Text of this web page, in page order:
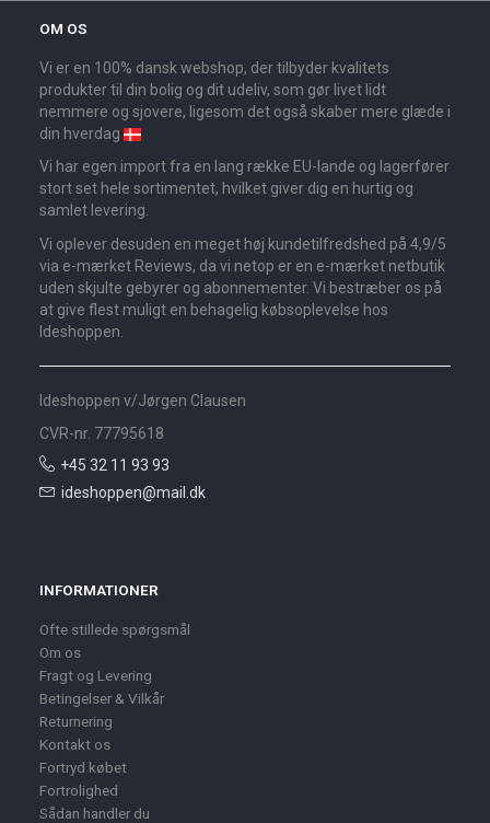
OM OS
Vi er en 100% dansk webshop, der tilbyder kvalitets
produkter til din bolig og dit udeliv, som gør livet lidt
nemmere og sjovere, ligesom det også skaber mere glæde i
din hverdag
Vi har egen import fra en lang række EU-lande og lagerfører
stort set hele sortimentet, hvilket giver dig en hurtig og
samlet levering.
Vi oplever desuden en meget høj kundetilfredshed på 4,9/5
via e-mærket Reviews, da vi netop er en e-mærket netbutik
uden skjulte gebyrer og abonnementer. Vi bestræber os på
at give flest muligt en behagelig købsoplevelse hos
Ideshoppen.
Ideshoppen v/Jørgen Clausen
CVR-nr. 77795618
+45 32 11 93 93
ideshoppen@mail.dk
INFORMATIONER
Ofte stillede spørgsmål
Om os
Fragt og Levering
Betingelser & Vilkår
Returnering
Kontakt os
Fortryd købet
Fortrolighed
Sådan handler du